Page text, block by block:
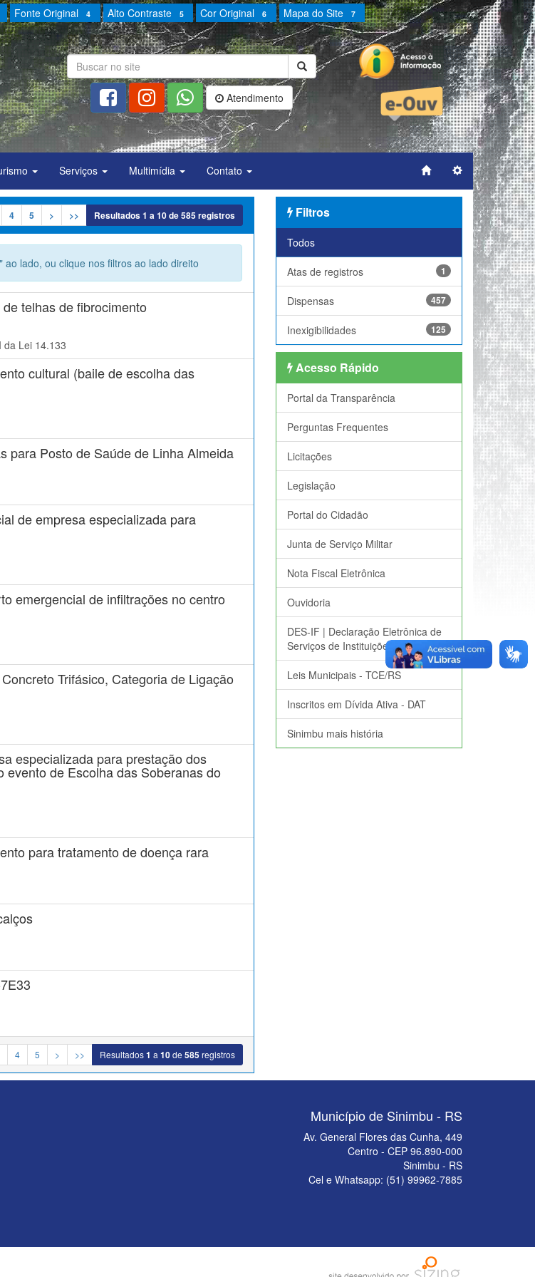
Fonte Original 4 Alto Contraste 5 Cor Original 6 Mapa do Site 7
Atendimento
Serviços Multimídia Contato
4 5 > >> Resultados1 a10de585registros
lado, ou clique nos filtros ao lado direito
telhas de fibrocimento
da Lei 14.133
cultural (baile de escolha das
para Posto de Saúde de Linha Almeida
de empresa especializada para
emergencial de infiltrações no centro
Trifásico, Categoria de Ligação
especializada para prestação dos
de Escolha das Soberanas do
para tratamento de doença rara
4 5 > >> Resultados1 a 10de 585registros
Filtros
Todos
1
Atas de registros
457
Dispensas
125
Inexigibilidades
Acesso Rápido
Portal da Transparência
Perguntas Frequentes
Licitações
Legislação
Portal do Cidadão
Junta de Serviço Militar
Nota Fiscal Eletrônica
Ouvidoria
DES-IF | Declaração Eletrônica de
Serviços de Instituições Financeiras
Leis Municipais - TCE/RS
Inscritos em Dívida Ativa - DAT
Sinimbu mais história
Município de Sinimbu - RS
Av. General Flores das Cunha, 449
Centro - CEP 96.890-000
Sinimbu - RS
Cel e Whatsapp: (51) 99962-7885